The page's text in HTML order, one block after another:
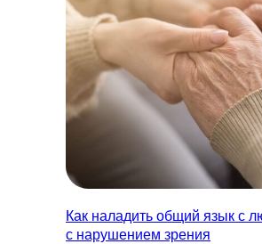
Как наладить общий язык с
с нарушением зрения